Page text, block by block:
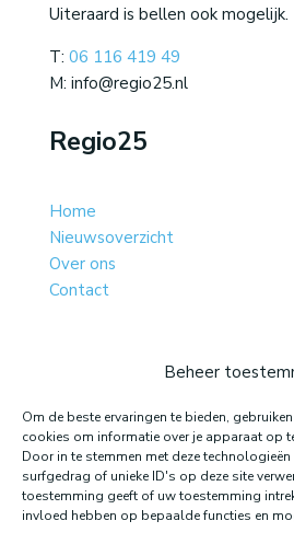
Beheer
Om de beste ervaringen te bieden,
cookies om informatie over je apparaat op
Door in te stemmen met deze
surfgedrag of unieke ID's op deze site
toestemming geeft of uw toestemming
invloed hebben op bepaalde functies en
Uiteraard is bellen ook mogelijk.
T: 06 116 419 49
M: info@regio25.nl
Regio25
Home
Nieuwsoverzicht
Over ons
Contact
Website gemaakt door: LOEQ